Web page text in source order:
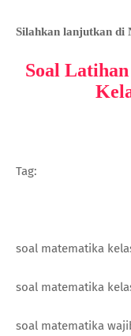
Silahkan lanjutkan di
Soal
Tag:
soal matematika
soal matematika
soal matematika